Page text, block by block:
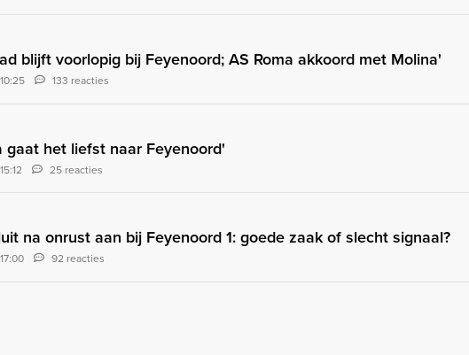
blijft voorlopig bij Feyenoord; AS Roma akkoord met Molina'
133 reacties
gaat het liefst naar Feyenoord'
25 reacties
na onrust aan bij Feyenoord 1: goede zaak of slecht signaal?
92 reacties